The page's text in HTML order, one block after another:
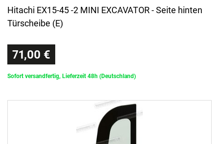
Hitachi EX15-45 -2 MINI EXCAVATOR - Seite hinten
Türscheibe (E)
71,00 €
Sofort versandfertig, Lieferzeit 48h (Deutschland)